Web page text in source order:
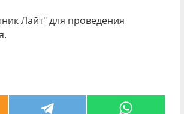
Лайт" для проведения